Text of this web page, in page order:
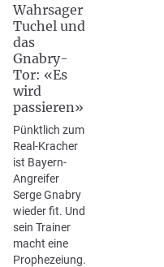
Wahrsager
Tuchel und
das
Gnabry-
Tor: «Es
wird
passieren»
Pünktlich zum
Real-Kracher
ist Bayern-
Angreifer
Serge Gnabry
wieder fit. Und
sein Trainer
macht eine
Prophezeiung.